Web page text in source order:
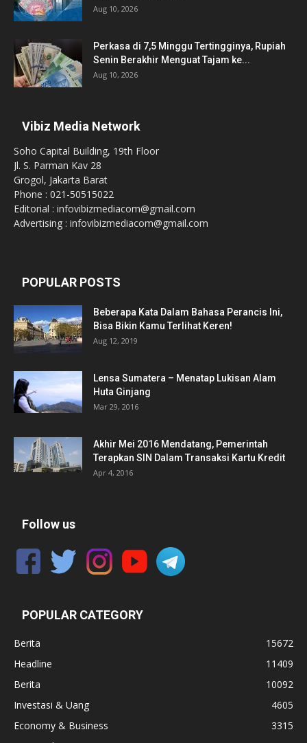
Aug 10, 2026
Perkasa di 7,5 Minggu Tertingginya, Rupiah
Senin Berakhir Menguat Tajam ke...
Aug 10, 2026
Vibiz Media Network
Soho Capital Building, 19th Floor
Jl. S. Parman Kav 28
Grogol, Jakarta Barat
Phone : 021-50515022
Editorial : infovibizmediacom@gmail.com
Advertising : infovibizmediacom@gmail.com
POPULAR POSTS
Beberapa Kata Dalam Bahasa Perancis Ini,
Bisa Bikin Kamu Terlihat Keren!
Aug 12, 2019
Lensa Sumatera – Menatap Lukisan Alam
Huta Ginjang
Mar 29, 2016
Akhir Mei 2016 Mendatang, Pemerintah
Terapkan SIN Dalam Transaksi Kartu Kredit
Apr 4, 2016
Follow us
POPULAR CATEGORY
Berita
15672
Headline
11409
Berita
10092
Investasi & Uang
4605
Economy & Business
3315